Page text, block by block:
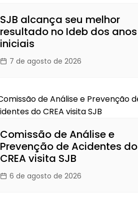
SJB alcança seu melhor
resultado no Ideb dos anos
iniciais
7 de agosto de 2026
Comissão de Análise e
Prevenção de Acidentes do
CREA visita SJB
6 de agosto de 2026